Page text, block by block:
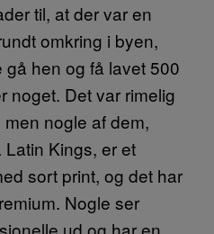
til, at der var en
omkring i byen,
hen og få lavet 500
noget. Det var rimelig
nogle af dem,
Kings, er et
sort print, og det har
Nogle ser